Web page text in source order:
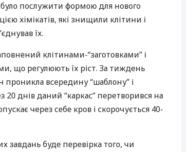
послужити формою для нового
хімікатів, які знищили клітини і
їх.
клітинами-“заготовками” і
що регулюють їх ріст. За тиждень
проникла всередину “шаблону” і
20 днів даний “каркас” перетворився на
через себе кров і скорочується 40-
буде перевірка того, чи